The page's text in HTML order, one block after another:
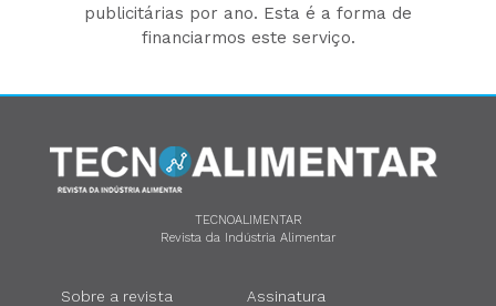
publicitárias por ano. Esta é a forma de
financiarmos este serviço.
TECNOALIMENTAR
Revista da Indústria Alimentar
Sobre a revista
Assinatura